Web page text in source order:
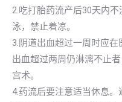
2.吃打胎药流产后30天内
泳，禁止着凉。
3.阴道出血超过一周时应在
出血超过两周仍淋漓不止
宫术。
4.药流后要注意适当休息